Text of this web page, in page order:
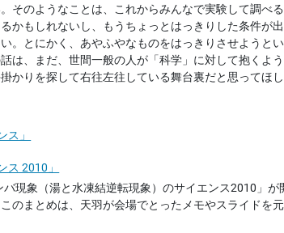
そのようなことは、これからみんなで実験して調べ
かもしれないし、もうちょっとはっきりした条件が
。とにかく、あやふやなものをはっきりさせようとい
は、まだ、世間一般の人が「科学」に対して抱くよ
かりを探して右往左往している舞台裏だと思ってほし
」
2010」
現象（湯と水凍結逆転現象）のサイエンス2010」が
のまとめは、天羽が会場でとったメモやスライドを